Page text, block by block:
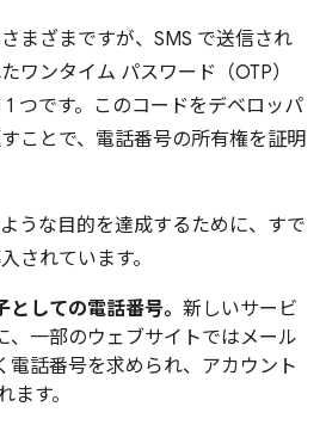
まざまですが、SMS で送信され
ワンタイム パスワード（OTP）
つです。このコードをデベロッパ
ことで、電話番号の所有権を証明
うな目的を達成するために、すで
されています。
しての電話番号。 新しいサービ
、一部のウェブサイトではメール
電話番号を求められ、アカウント
ます。